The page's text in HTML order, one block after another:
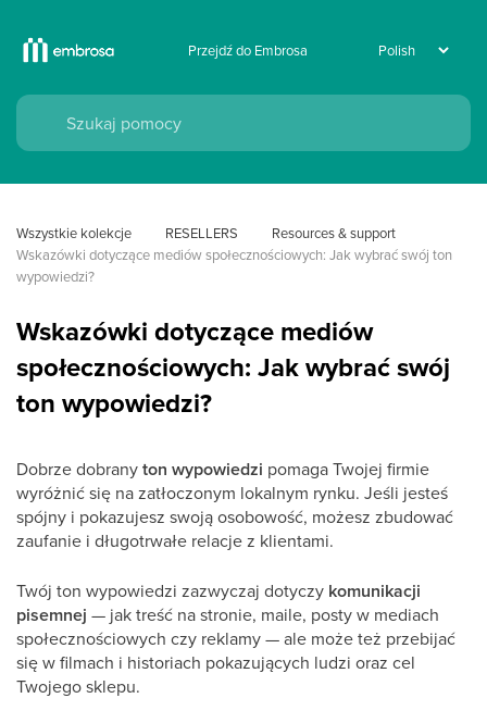
Przejdź do Embrosa
Wszystkie kolekcje RESELLERS
Resources & support
Wskazówki dotyczące mediów społecznościowych: Jak wybrać swój ton
wypowiedzi?
Wskazówki dotyczące mediów
społecznościowych: Jak wybrać swój
ton wypowiedzi?
Dobrze dobranyton wypowiedzi pomaga Twojej firmie
wyróżnić się na zatłoczonym lokalnym rynku. Jeśli jesteś
spójny i pokazujesz swoją osobowość, możesz zbudować
zaufanie i długotrwałe relacje z klientami.
Twój ton wypowiedzi zazwyczaj dotyczy komunikacji
pisemnej — jak treść na stronie, maile, posty w mediach
społecznościowych czy reklamy — ale może też przebijać
się w filmach i historiach pokazujących ludzi oraz cel
Twojego sklepu.